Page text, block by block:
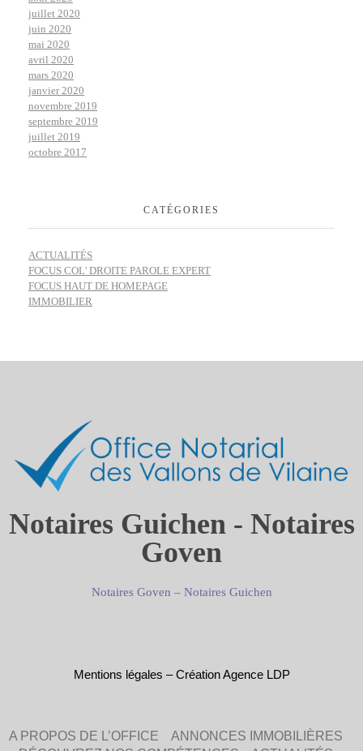
juillet 2020
juin 2020
mai 2020
avril 2020
mars 2020
janvier 2020
novembre 2019
septembre 2019
juillet 2019
octobre 2017
CATÉGORIES
ACTUALITÉS
FOCUS COL' DROITE PAROLE EXPERT
FOCUS HAUT DE HOMEPAGE
IMMOBILIER
Notaires Guichen - Notaires
Goven
A PROPOS DE L’OFFICE
ANNONCES IMMOBILIÈRES
Notaires Goven – Notaires Guichen
Mentions légales –Création Agence LDP